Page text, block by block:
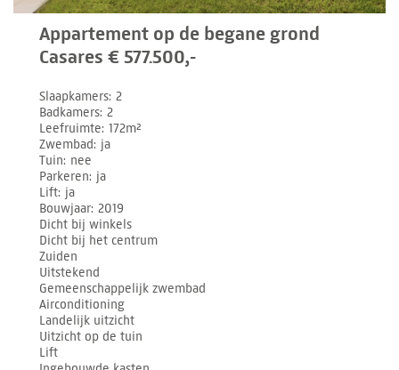
Appartement op de begane grond
Casares € 577.500,-
Slaapkamers 2
Badkamers 2
Leefruimte 172m²
Zwembad ja
Tuin nee
Parkeren ja
Lift ja
Bouwjaar 2019
Dicht bij winkels
Dicht bij het centrum
Zuiden
Uitstekend
Gemeenschappelijk zwembad
Airconditioning
Landelijk uitzicht
Uitzicht op de tuin
Lift